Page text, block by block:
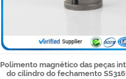
Polimento magnético das peças
do cilindro do fechamento